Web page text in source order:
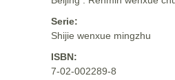
Serie:
Shijie wenxue mingzhu
ISBN:
7-02-002289-8